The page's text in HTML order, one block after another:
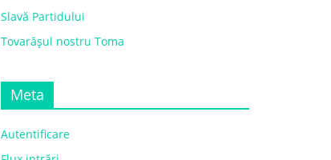
Slavă Partidului
Tovarășul nostru Toma
Meta
Autentificare